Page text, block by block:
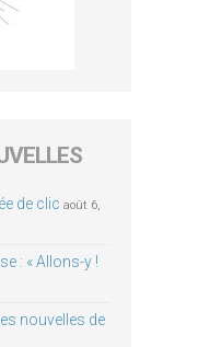
de clic août 6,
: « Allons-y !
nouvelles de